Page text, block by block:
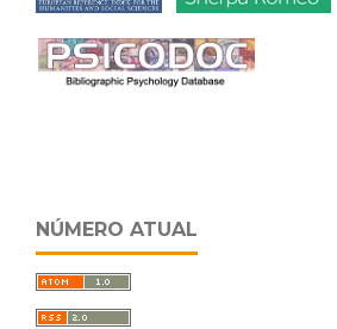
NÚMERO ATUAL